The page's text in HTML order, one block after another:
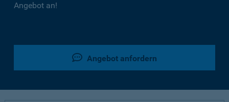
Angebot an!
Angebot anfordern